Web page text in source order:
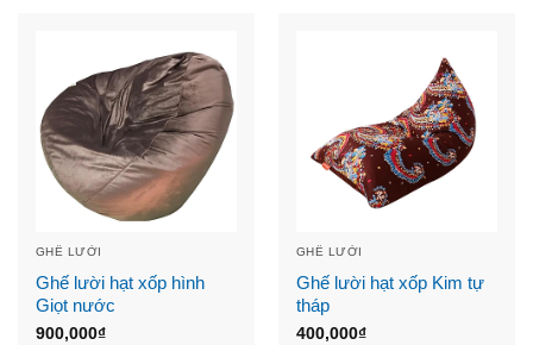
GHẾ LƯỜI
Ghế lười hạt xốp hình
Giọt nước
900,000₫
GHẾ LƯỜI
Ghế lười hạt xốp Kim tự
tháp
400,000₫